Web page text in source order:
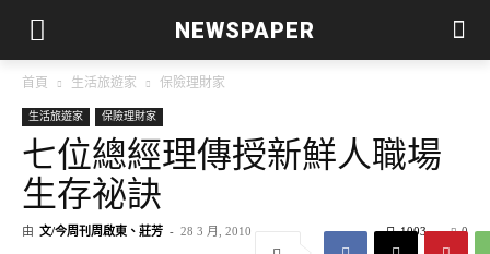
NEWSPAPER
首頁 生活旅遊家 保險理財家
生活旅遊家 保險理財家
七位總經理傳授新鮮人職場
生存祕訣
由 文/今周刊周啟東、莊芳 - 28 3 月, 2010 0
1003